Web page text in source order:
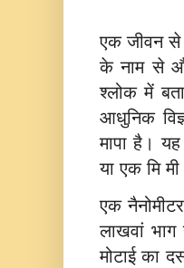
एक जीवन से
के नाम से
श्‍लोक में
आधुनिक
मापा है।
या एक मि
एक
लाखवां
मोटाई का